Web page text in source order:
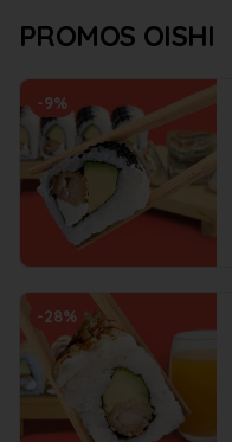
PROMOS OISHI
-9%
-28%